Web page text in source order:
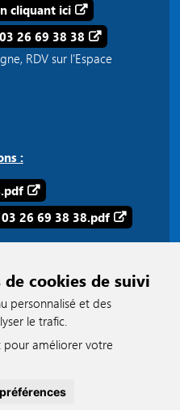
cookies de suivi
personnalisé et des
le trafic.
pour améliorer votre
cliquant ici
03 26 69 38 38
RDV sur l'Espace
:
26 69 38 38.pdf